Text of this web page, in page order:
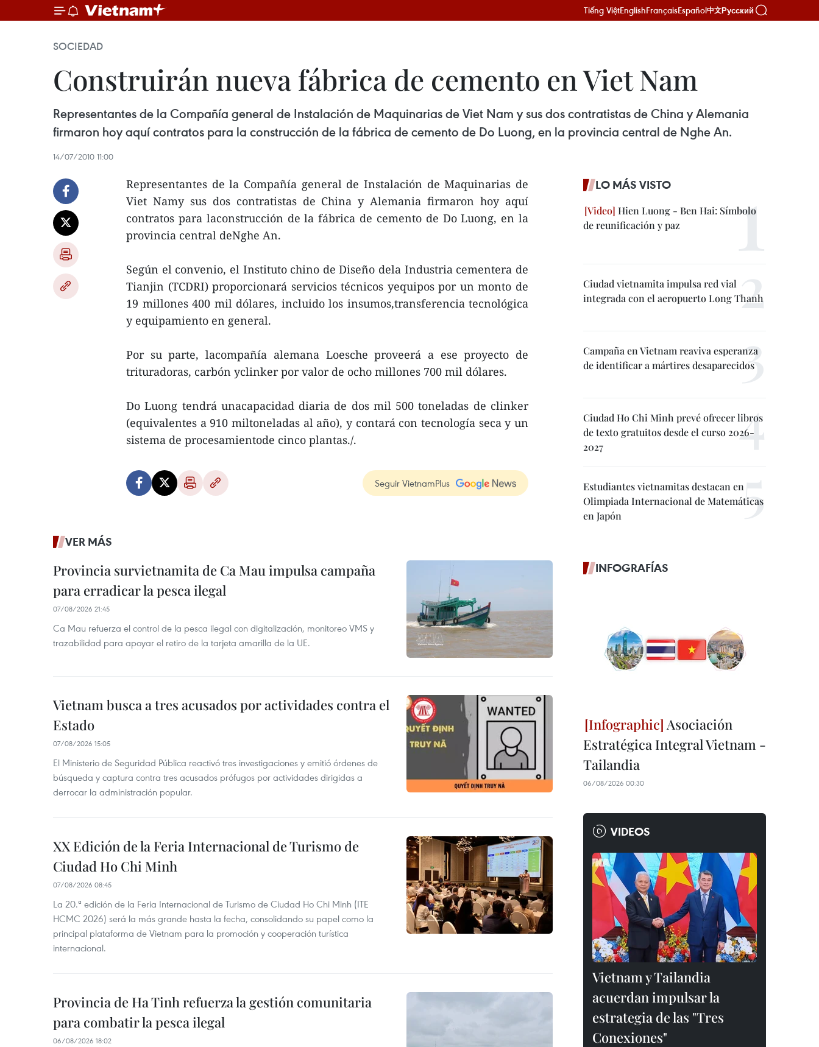
Tiếng ViệtEnglishFrançaisEspañol中文Русский
SOCIEDAD
Construirán nueva fábrica de cemento en Viet Nam
Representantes de la Compañía general de Instalación de Maquinarias de Viet Nam y sus dos contratistas de China y Alemania
firmaron hoy aquí contratos para la construcción de la fábrica de cemento de Do Luong, en la provincia central de Nghe An.
14/07/2010 11:00
Representantes de la Compañía general de Instalación de Maquinarias de
Viet Namy sus dos contratistas de China y Alemania firmaron hoy aquí
contratos para laconstrucción de la fábrica de cemento de Do Luong, en la
provincia central deNghe An.
Según el convenio, el Instituto chino de Diseño dela Industria cementera de
Tianjin (TCDRI) proporcionará servicios técnicos yequipos por un monto de
19 millones 400 mil dólares, incluido los insumos,transferencia tecnológica
y equipamiento en general.
Por su parte, lacompañía alemana Loesche proveerá a ese proyecto de
trituradoras, carbón yclinker por valor de ocho millones 700 mil dólares.
Do Luong tendrá unacapacidad diaria de dos mil 500 toneladas de clinker
(equivalentes a 910 miltoneladas al año), y contará con tecnología seca y un
sistema de procesamientode cinco plantas./.
Seguir VietnamPlus
VER MÁS
Provincia survietnamita de Ca Mau impulsa campaña
para erradicar la pesca ilegal
07/08/2026 21:45
Ca Mau refuerza el control de la pesca ilegal con digitalización, monitoreo VMS y
trazabilidad para apoyar el retiro de la tarjeta amarilla de la UE.
Vietnam busca a tres acusados por actividades contra el
Estado
07/08/2026 15:05
El Ministerio de Seguridad Pública reactivó tres investigaciones y emitió órdenes de
búsqueda y captura contra tres acusados prófugos por actividades dirigidas a
derrocar la administración popular.
XX Edición de la Feria Internacional de Turismo de
Ciudad Ho Chi Minh
07/08/2026 08:45
La 20.ª edición de la Feria Internacional de Turismo de Ciudad Ho Chi Minh (ITE
HCMC 2026) será la más grande hasta la fecha, consolidando su papel como la
principal plataforma de Vietnam para la promoción y cooperación turística
internacional.
Provincia de Ha Tinh refuerza la gestión comunitaria
para combatir la pesca ilegal
06/08/2026 18:02
LO MÁS VISTO
Hien Luong - Ben Hai: Símbolo
de reunificación y paz
Ciudad vietnamita impulsa red vial
integrada con el aeropuerto Long Thanh
Campaña en Vietnam reaviva esperanza
de identificar a mártires desaparecidos
Ciudad Ho Chi Minh prevé ofrecer libros
de texto gratuitos desde el curso 2026-
2027
Estudiantes vietnamitas destacan en
Olimpiada Internacional de Matemáticas
en Japón
INFOGRAFÍAS
Asociación
Estratégica Integral Vietnam -
Tailandia
06/08/2026 00:30
VIDEOS
Vietnam y Tailandia
acuerdan impulsar la
estrategia de las "Tres
Conexiones"